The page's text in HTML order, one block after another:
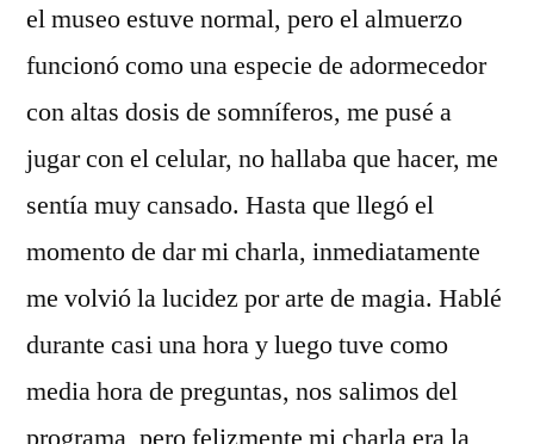
el museo estuve normal, pero el almuerzo
funcionó como una especie de adormecedor
con altas dosis de somníferos, me pusé a
jugar con el celular, no hallaba que hacer, me
sentía muy cansado. Hasta que llegó el
momento de dar mi charla, inmediatamente
me volvió la lucidez por arte de magia. Hablé
durante casi una hora y luego tuve como
media hora de preguntas, nos salimos del